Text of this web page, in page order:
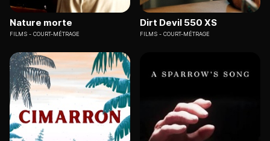
Nature morte
FILMS COURT-MÉTRAGE
Dirt Devil 550 XS
FILMS COURT-MÉTRAGE